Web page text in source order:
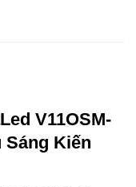
V11OSM-
Sáng Kiến